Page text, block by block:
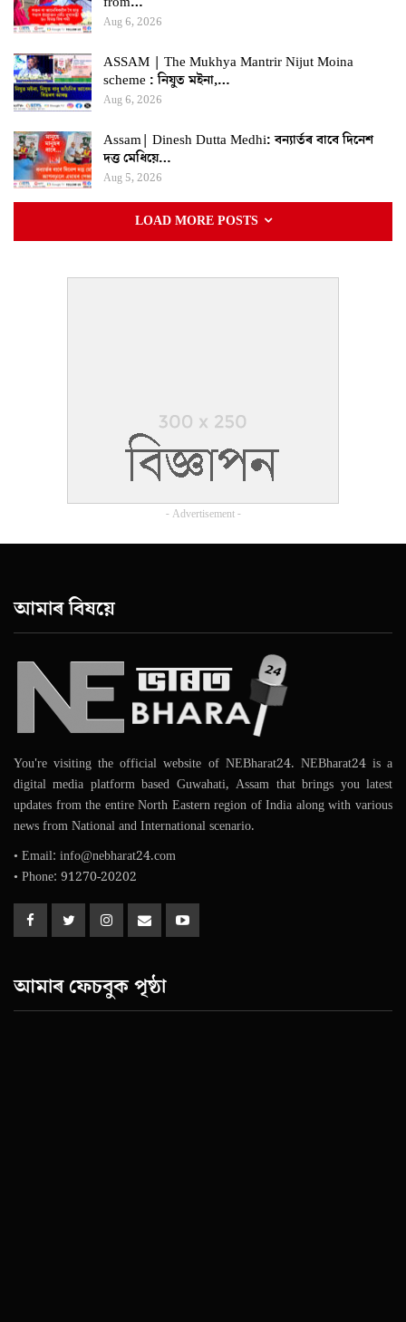
Aug 6, 2026
ASSAM | The Mukhya Mantrir Nijut Moina
scheme : নিযুত মইনা,…
Aug 6, 2026
Assam| Dinesh Dutta Medhi: বন্যাৰ্তৰ বাবে দিনেশ
দত্ত মেধিয়ে…
Aug 5, 2026
LOAD MORE POSTS
- Advertisement -
আমাৰ বিষয়ে
You're visiting the official website of NEBharat24. NEBharat24 is a
digital media platform based Guwahati, Assam that brings you latest
updates from the entire North Eastern region of India along with various
news from National and International scenario.
• Email: info@nebharat24.com
• Phone: 91270-20202
আমাৰ ফেচবুক পৃষ্ঠা